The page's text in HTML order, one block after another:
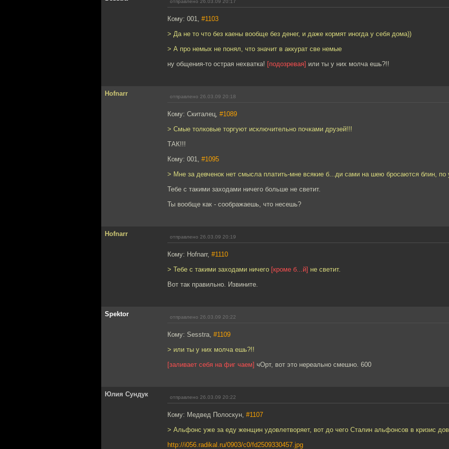
отправлено 26.03.09 20:17
Кому: 001, #1103
> Да не то что без каены вообще без денег, и даже кормят иногда у себя дома))
> А про немых не понял, что значит в аккурат све немые
ну общения-то острая нехватка! [подозревая] или ты у них молча ешь?!!
Hofnarr отправлено 26.03.09 20:18
Кому: Скиталец, #1089
> Смые толковые торгуют исключительно почками друзей!!!
ТАК!!!
Кому: 001, #1095
> Мне за девченок нет смысла платить-мне всякие б...ди сами на шею бросаются блин, по
Тебе с такими заходами ничего больше не светит.
Ты вообще как - соображаешь, что несешь?
Hofnarr отправлено 26.03.09 20:19
Кому: Hofnarr, #1110
> Тебе с такими заходами ничего [кроме б...й] не светит.
Вот так правильно. Извините.
Spektor отправлено 26.03.09 20:22
Кому: Sesstra, #1109
> или ты у них молча ешь?!!
[заливает себя на фиг чаем] чОрт, вот это нереально смешно. 600
Юлия Сундук отправлено 26.03.09 20:22
Кому: Медвед Полоскун, #1107
> Альфонс уже за еду женщин удовлетворяет, вот до чего Сталин альфонсов в кризис
http://i056.radikal.ru/0903/c0/fd2509330457.jpg